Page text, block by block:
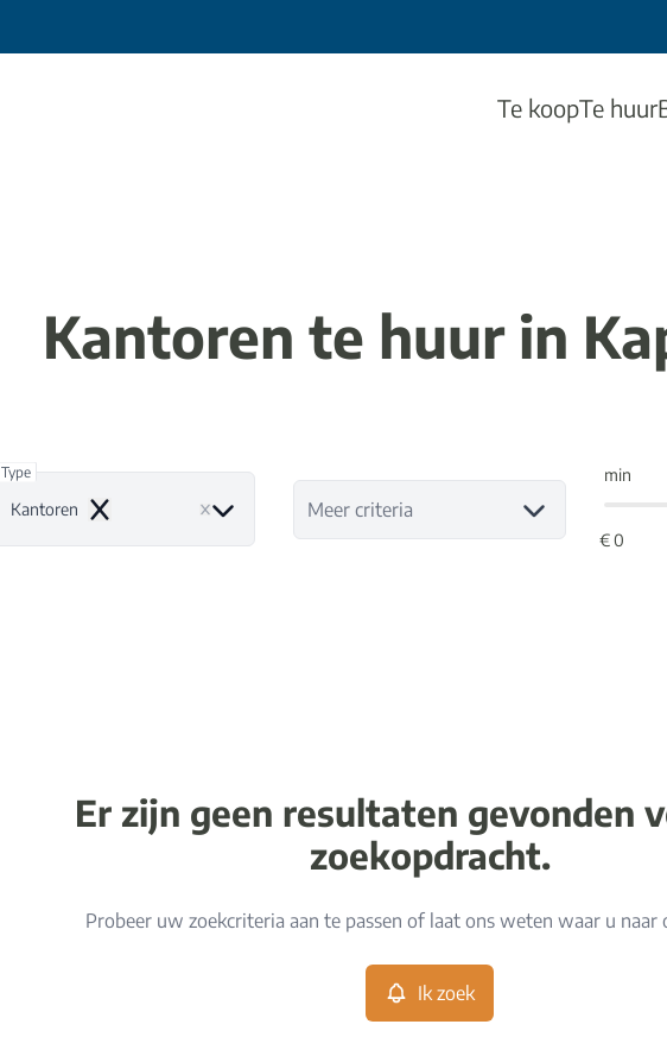
Te koopTe huur
Kantoren te huur in
Type
Kantoren
Remove Meer criteria
min
Er zijn geen resultaten gevonden
zoekopdracht.
Probeer uw zoekcriteria aan te passen of laat ons weten waar u naar
Ik zoek